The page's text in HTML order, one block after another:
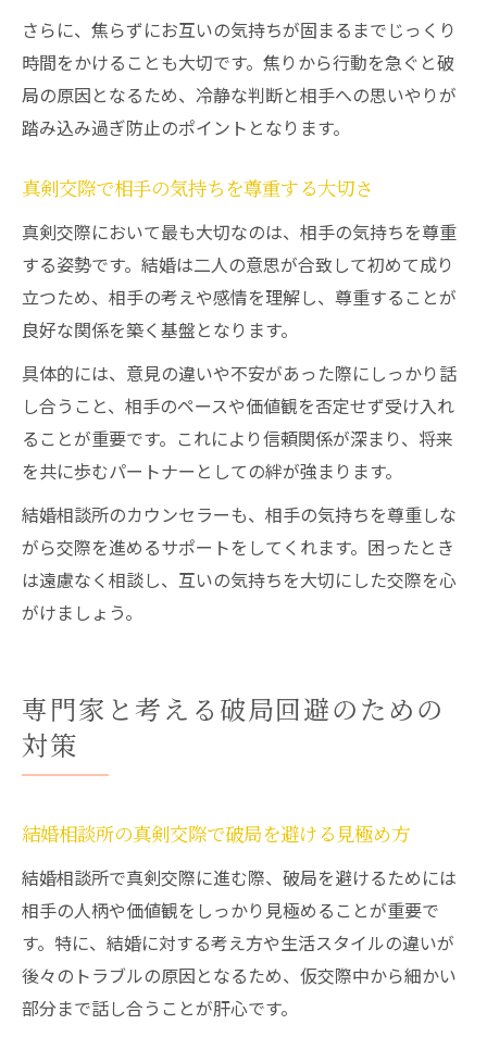
さらに、焦らずにお互いの気持ちが固まるまでじっくり
時間をかけることも大切です。焦りから行動を急ぐと破
局の原因となるため、冷静な判断と相手への思いやりが
踏み込み過ぎ防止のポイントとなります。
真剣交際で相手の気持ちを尊重する大切さ
真剣交際において最も大切なのは、相手の気持ちを尊重
する姿勢です。結婚は二人の意思が合致して初めて成り
立つため、相手の考えや感情を理解し、尊重することが
良好な関係を築く基盤となります。
具体的には、意見の違いや不安があった際にしっかり話
し合うこと、相手のペースや価値観を否定せず受け入れ
ることが重要です。これにより信頼関係が深まり、将来
を共に歩むパートナーとしての絆が強まります。
結婚相談所のカウンセラーも、相手の気持ちを尊重しな
がら交際を進めるサポートをしてくれます。困ったとき
は遠慮なく相談し、互いの気持ちを大切にした交際を心
がけましょう。
専門家と考える破局回避のための
対策
結婚相談所の真剣交際で破局を避ける見極め方
結婚相談所で真剣交際に進む際、破局を避けるためには
相手の人柄や価値観をしっかり見極めることが重要で
す。特に、結婚に対する考え方や生活スタイルの違いが
後々のトラブルの原因となるため、仮交際中から細かい
部分まで話し合うことが肝心です。